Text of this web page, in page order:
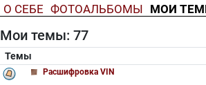
О СЕБЕ ФОТОАЛЬБОМЫ МОИ
Мои темы: 77
Темы
Расшифровка VIN